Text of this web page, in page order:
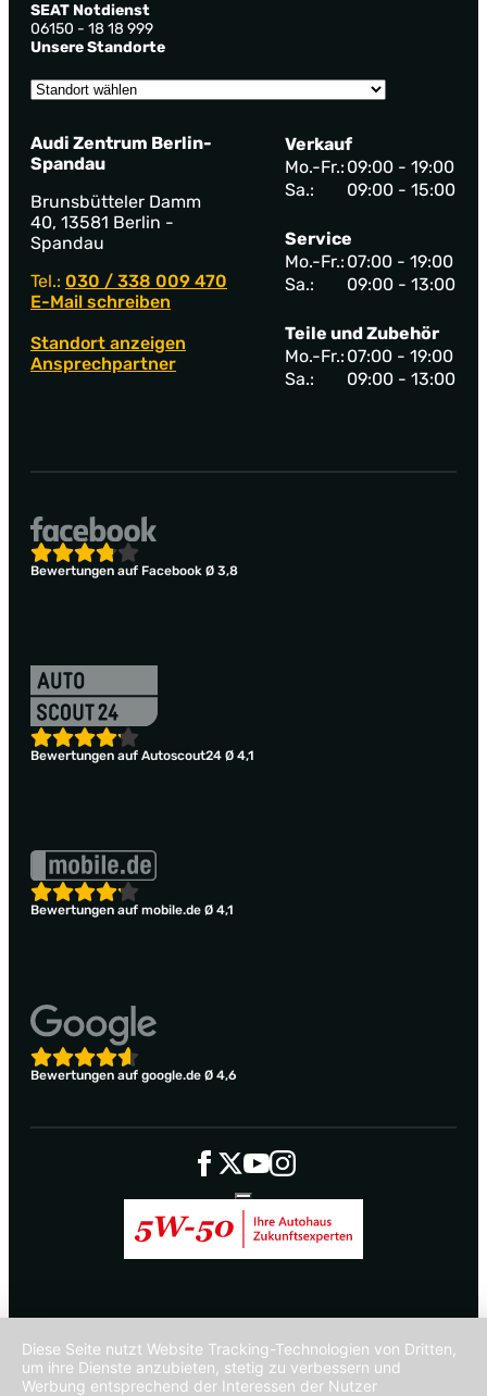
SEAT Notdienst
06150 - 18 18 999
Unsere Standorte
Audi Zentrum Berlin-
Spandau
Brunsbütteler Damm
40, 13581 Berlin -
Spandau
Tel.: 030 / 338 009 470
E-Mail schreiben
Standort anzeigen
Ansprechpartner
Verkauf
Mo.-Fr.: 09:00 - 19:00
Sa.:
09:00 - 15:00
Service
Mo.-Fr.: 07:00 - 19:00
Sa.:
09:00 - 13:00
Teile und Zubehör
Mo.-Fr.: 07:00 - 19:00
Sa.:
09:00 - 13:00
Bewertungen auf Facebook Ø 3,8
Bewertungen auf Autoscout24 Ø 4,1
Bewertungen auf mobile.de Ø 4,1
Bewertungen auf google.de Ø 4,6
Diese Seite nutzt Website Tracking-Technologien von Dritten,
um ihre Dienste anzubieten, stetig zu verbessern und
Werbung entsprechend der Interessen der Nutzer